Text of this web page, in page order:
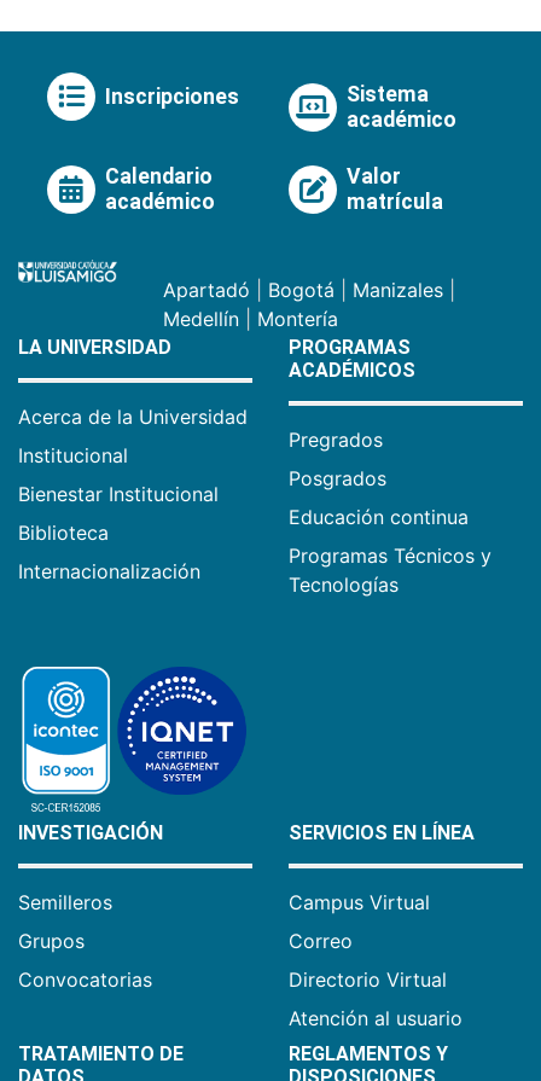
Inscripciones
Sistema
académico
Calendario
académico
Valor
matrícula
Apartadó Bogotá Manizales
Medellín
Montería
LA UNIVERSIDAD
Acerca de la Universidad
Institucional
Bienestar Institucional
Biblioteca
Internacionalización
PROGRAMAS
ACADÉMICOS
Pregrados
Posgrados
Educación continua
Programas Técnicos y
Tecnologías
INVESTIGACIÓN
Semilleros
Grupos
Convocatorias
SERVICIOS EN LÍNEA
Campus Virtual
Correo
Directorio Virtual
Atención al usuario
TRATAMIENTO DE
DATOS
REGLAMENTOS Y
DISPOSICIONES